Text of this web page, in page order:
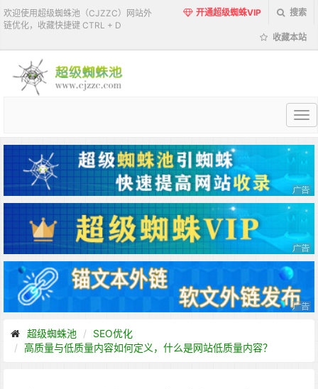
欢迎使用超级蜘蛛池（CJZZC）网站外
链优化，收藏快捷键 CTRL + D
开通超级蜘蛛VIP 搜索
收藏本站
超
蜘
蛛
池
超级蜘蛛池
SEO优化
高质量与低质量内容如何定义，什么是网站低质量内容？